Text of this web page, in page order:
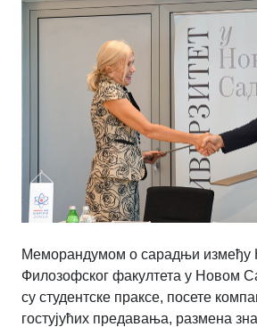
Меморандумом о сарадњи
Филозофског факултета у Новом
су студентске праксе, посете
гостујућих предавања, размена